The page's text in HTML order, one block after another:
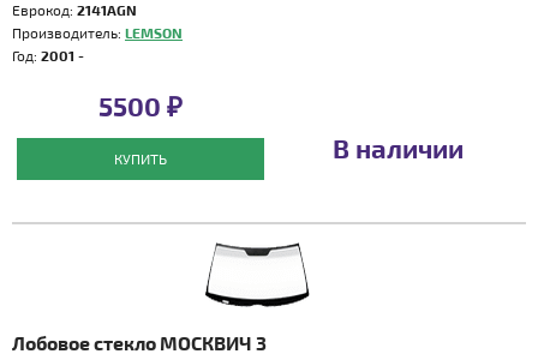
Еврокод: 2141AGN
Производитель: LEMSON
Год: 2001 -
5500 ₽
КУПИТЬ В наличии
Лобовое стекло МОСКВИЧ 3